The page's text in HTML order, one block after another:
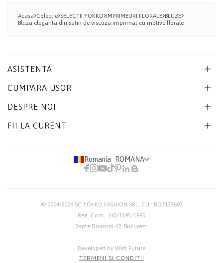
Acasa Colectie SELECTII YOKKO IMPRIMEURI FLORALE BLUZE
Bluza eleganta din satin de viscoza imprimat cu motive florale
ASISTENTA
CUMPARA USOR
DESPRE NOI
FII LA CURENT
Romania− ROMANA
© 2004-2026 SC YOKKO FASHION SRL, CUI: RO7137693
Reg. Com.: J40/1195/1995
Sapte Drumuri 42, Bucuresti
Developed by Web Future
TERMENI SI CONDITII